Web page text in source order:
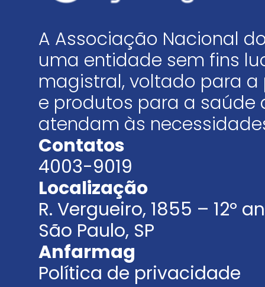
A Associação Nacional
uma entidade sem fins
magistral, voltado para
e produtos para a saúde
atendam às
Contatos
4003-9019
Localização
R. Vergueiro, 1855 – 12º
São Paulo, SP
Anfarmag
Política de privacidade